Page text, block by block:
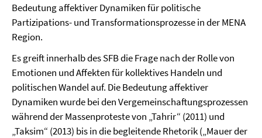
Bedeutung affektiver Dynamiken für politische
Partizipations- und Transformationsprozesse in der MENA
Region.
Es greift innerhalb des SFB die Frage nach der Rolle von
Emotionen und Affekten für kollektives Handeln und
politischen Wandel auf. Die Bedeutung affektiver
Dynamiken wurde bei den Vergemeinschaftungsprozessen
während der Massenproteste von „Tahrir“ (2011) und
„Taksim“ (2013) bis in die begleitende Rhetorik („Mauer der